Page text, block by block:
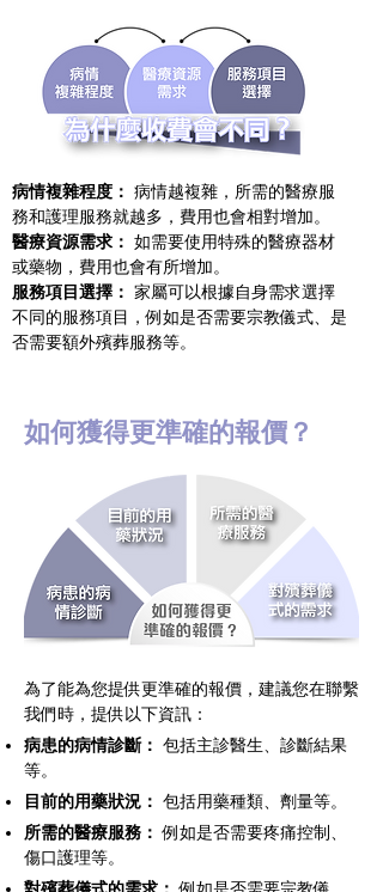
病情複雜程度： 病情越複雜，所需的醫療服
務和護理服務就越多，費用也會相對增加。
醫療資源需求： 如需要使用特殊的醫療器材
或藥物，費用也會有所增加。
服務項目選擇： 家屬可以根據自身需求選擇
不同的服務項目，例如是否需要宗教儀式、是
否需要額外殯葬服務等。
如何獲得更準確的報價？
為了能為您提供更準確的報價，建議您在聯繫
我們時，提供以下資訊：
病患的病情診斷： 包括主診醫生、診斷結果
等。
目前的用藥狀況： 包括用藥種類、劑量等。
所需的醫療服務： 例如是否需要疼痛控制、
傷口護理等。